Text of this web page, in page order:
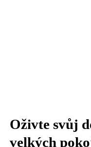
Oživte svůj
velkých